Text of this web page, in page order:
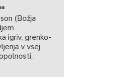
(Božja
igriv, grenko-
v vsej